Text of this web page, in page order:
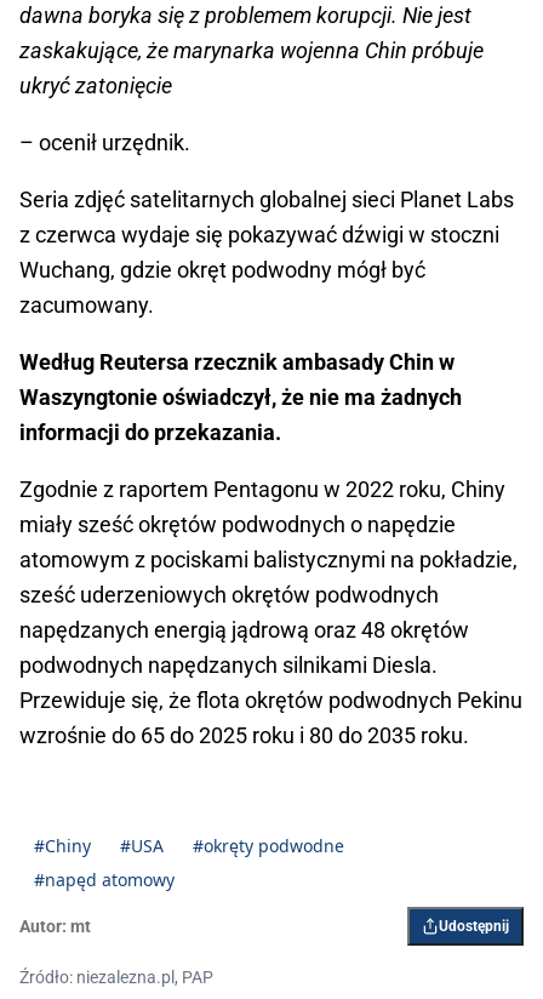
dawna boryka się z problemem korupcji. Nie jest
zaskakujące, że marynarka wojenna Chin próbuje
ukryć zatonięcie
– ocenił urzędnik.
Seria zdjęć satelitarnych globalnej sieci Planet Labs
z czerwca wydaje się pokazywać dźwigi w stoczni
Wuchang, gdzie okręt podwodny mógł być
zacumowany.
Według Reutersa rzecznik ambasady Chin w
Waszyngtonie oświadczył, że nie ma żadnych
informacji do przekazania.
Zgodnie z raportem Pentagonu w 2022 roku, Chiny
miały sześć okrętów podwodnych o napędzie
atomowym z pociskami balistycznymi na pokładzie,
sześć uderzeniowych okrętów podwodnych
napędzanych energią jądrową oraz 48 okrętów
podwodnych napędzanych silnikami Diesla.
Przewiduje się, że flota okrętów podwodnych Pekinu
wzrośnie do 65 do 2025 roku i 80 do 2035 roku.
#Chiny #USA
#okręty podwodne
#napęd atomowy
Autor: mt Udostępnij
Źródło: niezalezna.pl, PAP